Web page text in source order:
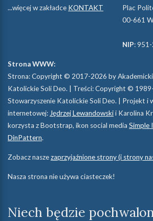
...więcej w zakładce KONTAKT
Plac
00-661
NIP:
Strona WWW:
Strona: Copyright © 2017-2026 by
Katolickie Soli Deo. | Treści: Copyright ©
Stowarzyszenie Katolickie Soli Deo. | Projekt i
internetowej: Jędrzej Lewandowskii Karolina
korzysta z Bootstrap, ikon social media Simple
DinPattern.
Zobacz naszezaprzyjaźnione strony (i strony
Nasza strona nie używa ciasteczek!
Niech będzie